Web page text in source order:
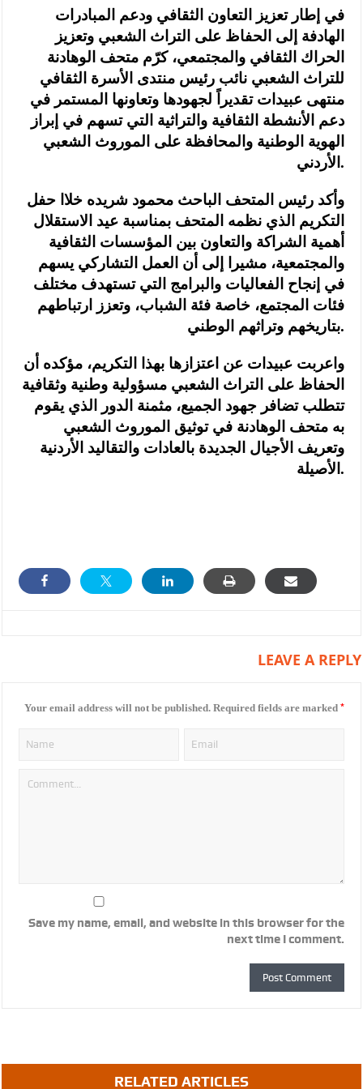
في إطار تعزيز التعاون الثقافي ودعم المبادرات
الهادفة إلى الحفاظ على التراث الشعبي وتعزيز
الحراك الثقافي والمجتمعي، كرّم متحف الوهادنة
للتراث الشعبي نائب رئيس منتدى الأسرة الثقافي
منتهى عبيدات تقديراً لجهودها وتعاونها المستمر في
دعم الأنشطة الثقافية والتراثية التي تسهم في إبراز
الهوية الوطنية والمحافظة على الموروث الشعبي
الأردني.
وأكد رئيس المتحف الباحث محمود شريده خلاا حفل
التكريم الذي نظمه المتحف بمناسبة عيد الاستقلال
أهمية الشراكة والتعاون بين المؤسسات الثقافية
والمجتمعية، مشيرا إلى أن العمل التشاركي يسهم
في إنجاح الفعاليات والبرامج التي تستهدف مختلف
فئات المجتمع، خاصة فئة الشباب، وتعزز ارتباطهم
بتاريخهم وتراثهم الوطني.
واعربت عبيدات عن اعتزازها بهذا التكريم، مؤكده أن
الحفاظ على التراث الشعبي مسؤولية وطنية وثقافية
تتطلب تضافر جهود الجميع، مثمنة الدور الذي يقوم
به متحف الوهادنة في توثيق الموروث الشعبي
وتعريف الأجيال الجديدة بالعادات والتقاليد الأردنية
الأصيلة.
LEAVE A REPLY
Your email address will not be published. Required fields are marked *
Save my name, email, and website in this browser for the
next time I comment.
RELATED ARTICLES